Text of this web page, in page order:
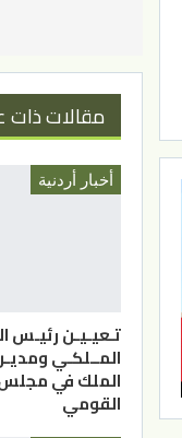
مقالات ذات
أخبار أردنية
تـعيـيـن رئيـس
المــلكـي
الملك في مجلس
القومي